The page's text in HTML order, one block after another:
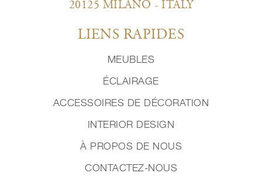
20125 MILANO - ITALY
LIENS RAPIDES
MEUBLES
ÉCLAIRAGE
ACCESSOIRES DE DÉCORATION
INTERIOR DESIGN
À PROPOS DE NOUS
CONTACTEZ-NOUS